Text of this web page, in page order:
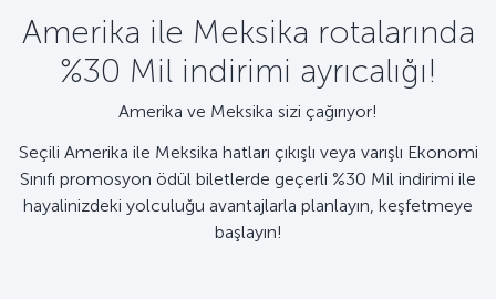
Amerika ile Meksika rotalarında
%30 Mil indirimi ayrıcalığı!
Amerika ve Meksika sizi çağırıyor!
Seçili Amerika ile Meksika hatları çıkışlı veya varışlı Ekonomi
Sınıfı promosyon ödül biletlerde geçerli %30 Mil indirimi ile
hayalinizdeki yolculuğu avantajlarla planlayın, keşfetmeye
başlayın!